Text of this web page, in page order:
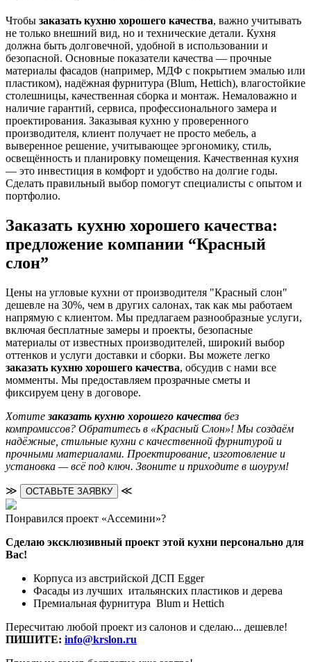
Чтобы заказать кухню хорошего качества, важно учитывать
не только внешний вид, но и технические детали. Кухня
должна быть долговечной, удобной в использовании и
безопасной. Основные показатели качества — прочные
материалы фасадов (например, МДФ с покрытием эмалью или
пластиком), надёжная фурнитура (Blum, Hettich), влагостойкие
столешницы, качественная сборка и монтаж. Немаловажно и
наличие гарантий, сервиса, профессионального замера и
проектирования. Заказывая кухню у проверенного
производителя, клиент получает не просто мебель, а
выверенное решение, учитывающее эргономику, стиль,
освещённость и планировку помещения. Качественная кухня
— это инвестиция в комфорт и удобство на долгие годы.
Сделать правильный выбор помогут специалисты с опытом и
портфолио.
Заказать кухню хорошего качества:
предложение компании “Красный
слон”
Цены на угловые кухни от производителя "Красный слон"
дешевле на 30%, чем в других салонах, так как мы работаем
напрямую с клиентом. Мы предлагаем разнообразные услуги,
включая бесплатные замеры и проекты, безопасные
материалы от известных производителей, широкий выбор
оттенков и услуги доставки и сборки. Вы можете легко
заказать кухню хорошего качества, обсудив с нами все
момменты. Мы предоставляем прозрачные сметы и
фиксируем цену в договоре.
Хотите заказать кухню хорошего качества без
компромиссов? Обратитесь в «Красный Слон»! Мы создаём
надёжные, стильные кухни с качественной фурнитурой и
прочными материалами. Проектирование, изготовление и
установка — всё под ключ. Звоните и приходите в шоурум!
≫ ОСТАВЬТЕ ЗАЯВКУ ≪
Понравился проект «Ассемини»?
Сделаю эксклюзивный проект этой кухни персонально для
Вас!
Корпуса из австрийской ДСП Egger
Фасады из лучших итальянских пластиков и дерева
Премиальная фурнитура Blum и Hettich
Пересчитаю любой проект из салонов и сделаю... дешевле!
ПИШИТЕ: info@krslon.ru